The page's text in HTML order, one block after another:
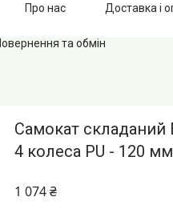
Про нас Доставка і
та обмін
Самокат складаний
4 колеса PU - 120
1 074 ₴